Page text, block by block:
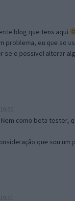
blog que tens aqui
problema, eu que so
se e possivel alterar
como beta tester,
que sou um